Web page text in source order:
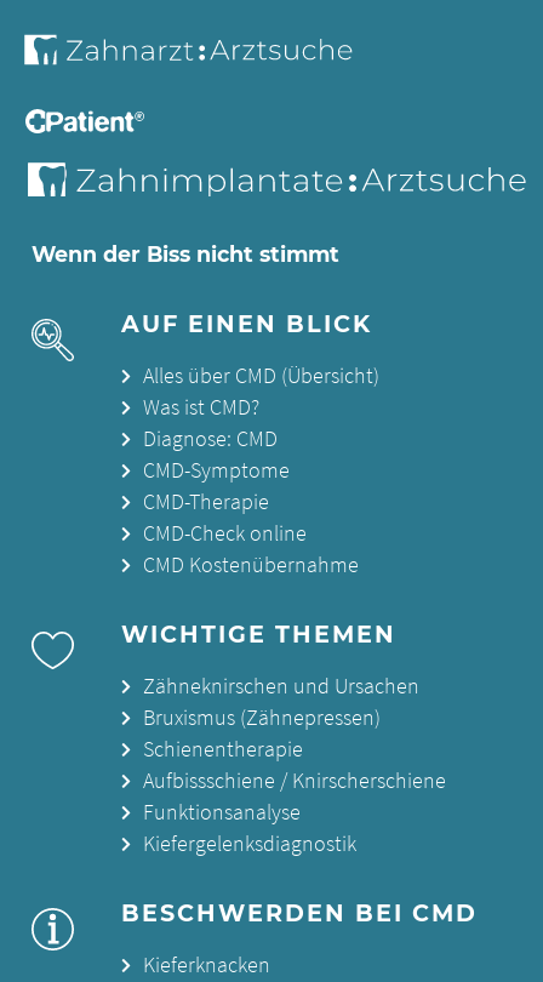
Wenn der Biss nicht stimmt
AUF EINEN BLICK
Alles über CMD (Übersicht)
Was ist CMD?
Diagnose: CMD
CMD-Symptome
CMD-Therapie
CMD-Check online
CMD Kostenübernahme
WICHTIGE THEMEN
Zähneknirschen und Ursachen
Bruxismus (Zähnepressen)
Schienentherapie
Aufbissschiene / Knirscherschiene
Funktionsanalyse
Kiefergelenksdiagnostik
BESCHWERDEN BEI CMD
Kieferknacken